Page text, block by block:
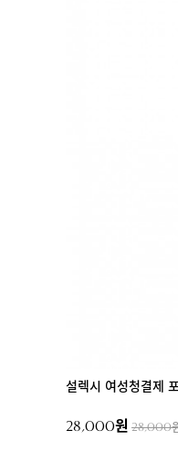
설렉시 여성청결제
28,000원 28,000